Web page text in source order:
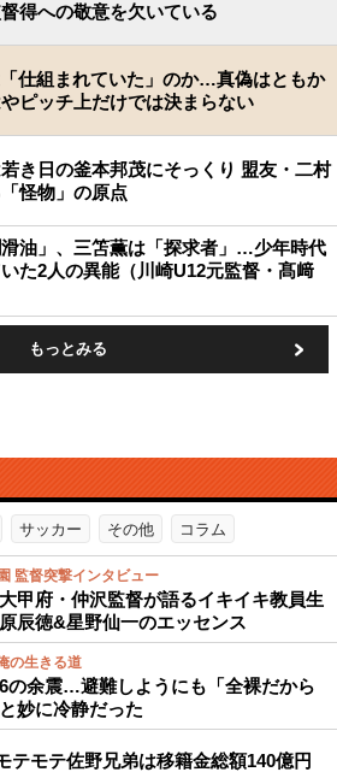
得への敬意を欠いている
仕組まれていた」のか…真偽はともか
ピッチ上だけでは決まらない
き日の釜本邦茂にそっくり 盟友・二村
怪物」の原点
油」、三笘薫は「探求者」…少年時代
た2人の異能（川崎U12元監督・髙﨑
もっとみる
サッカー その他 コラム
監督突撃インタビュー
甲府・仲沢監督が語るイキイキ教員生
辰徳&星野仙一のエッセンス
の生きる道
の余震…避難しようにも「全裸だから
妙に冷静だった
テモテ佐野兄弟は移籍金総額140億円